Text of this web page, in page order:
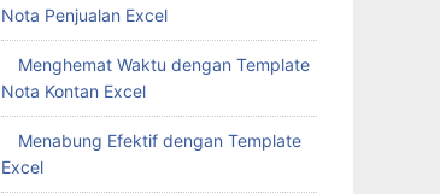
Nota Penjualan Excel
Menghemat Waktu dengan Template
Nota Kontan Excel
Menabung Efektif dengan Template
Excel